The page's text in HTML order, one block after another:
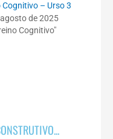
Cognitivo – Urso 3
de 2025
Cognitivo"